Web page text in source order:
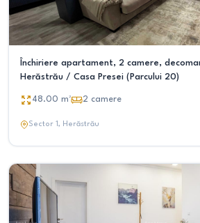
Închiriere apartament, 2 camere,
Herăstrău / Casa Presei (Parcului 20)
48.00 m² 2 camere
Sector 1, Herăstrău